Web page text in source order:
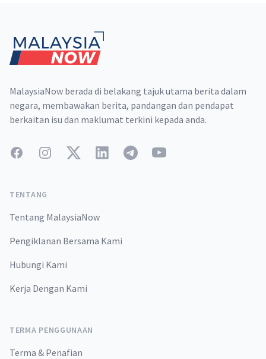
MalaysiaNow berada di belakang tajuk utama berita dalam
negara, membawakan berita, pandangan dan pendapat
berkaitan isu dan maklumat terkini kepada anda.
FacebookInstagramTwitterLinkedInTelegramYouTube
TENTANG
Tentang MalaysiaNow
Pengiklanan Bersama Kami
Hubungi Kami
Kerja Dengan Kami
TERMA PENGGUNAAN
Terma & Penafian